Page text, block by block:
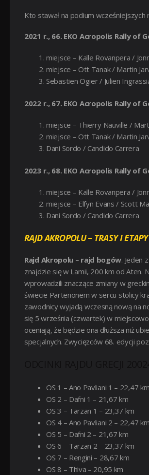
Kto stawał na podium wcześniejszych
2021 r., 66. EKO Acropolis Rally of
miejsce – Kalle Rovanpera /
miejsce – Ott Tanak / Martin
Sebastien Ogier / Julien
2022 r., 67. EKO Acropolis Rally of
miejsce – Thierry Nauville /
miejsce – Ott Tanak / Martin
Dani Sordo / Candido Carrera
2023 r., 68. EKO Acropolis Rally of
miejsce – Kalle Rovanpera /
miejsce – Elfyn Evans / Scott
Dani Sordo / Candido Carrera
RAJD AKROPOLU – TRASY I
Rajd Akropolu – rajd bogów. Jeden
znajdzie się w Lamii, 200 km od Aten.
wprowadzili znaczące zmiany w
świecie Partenonem w sercu stolicy
zawodnicy wyjadą wczesną nową na
się 5 września (czwartek) w
oceniają, że będzie ona dłuższa niż
specjalnych. Zwycięzców 68. edycji
OS 1 – Ano Pavliani 1 – 22,47 km
OS 2 – Dafni 1 – 21,67 km
OS 3 – Tarzan 1 – 23,37 km
OS 4 – Ano Pavliani 2 – 22,47 km
OS 5 – Dafni 2 – 21,67 km
OS 6 – Tarzan 2 – 23,37 km
OS 7 – Rengini – 28,67 km
OS 8 – Thiva – 20,95 km